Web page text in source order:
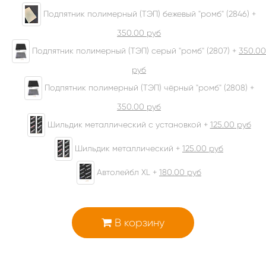
Подпятник полимерный (ТЭП) бежевый "ромб" (2846) +
350.00 руб
Подпятник полимерный (ТЭП) серый "ромб" (2807) + 350.00
руб
Подпятник полимерный (ТЭП) чёрный "ромб" (2808) +
350.00 руб
Шильдик металлический с установкой + 125.00 руб
Шильдик металлический + 125.00 руб
Автолейбл XL + 180.00 руб
В корзину